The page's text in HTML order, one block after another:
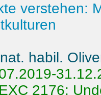
verstehen:
habil.
2176: